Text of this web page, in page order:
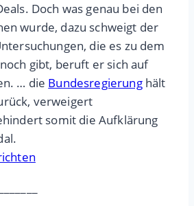
Doch was genau bei den
wurde, dazu schweigt der
die es zu dem
gibt, beruft er sich auf
… die Bundesregierunghält
verweigert
somit die Aufklärung